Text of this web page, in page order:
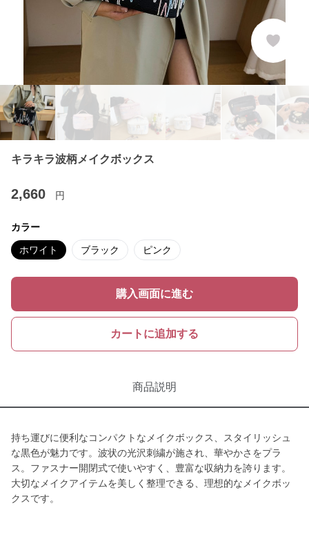
キラキラ波柄メイクボックス
2,660 円
カラー
ホワイト ブラック ピンク
購入画面に進む
カートに追加する
商品説明
持ち運びに便利なコンパクトなメイクボックス、スタイリッシュ
な黒色が魅力です。波状の光沢刺繍が施され、華やかさをプラ
ス。ファスナー開閉式で使いやすく、豊富な収納力を誇ります。
大切なメイクアイテムを美しく整理できる、理想的なメイクボッ
クスです。